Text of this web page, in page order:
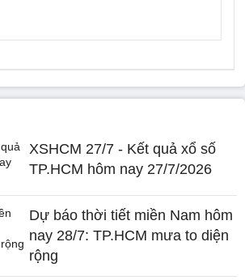
XSHCM 27/7 - Kết quả xổ số
TP.HCM hôm nay 27/7/2026
Dự báo thời tiết miền Nam hôm
nay 28/7: TP.HCM mưa to diện
rộng